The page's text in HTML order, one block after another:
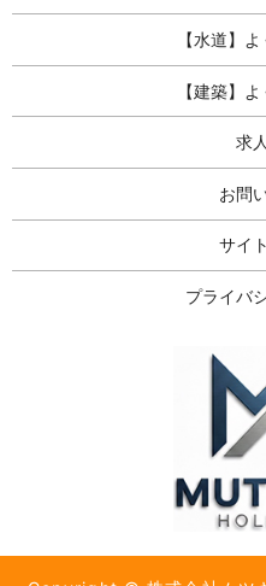
【水道】
【建築】
求
お問
サイ
プライバ